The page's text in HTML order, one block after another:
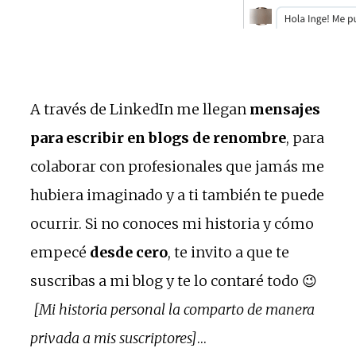
A través de LinkedIn me llegan mensajes
para escribir en blogs de renombre, para
colaborar con profesionales que jamás me
hubiera imaginado y a ti también te puede
ocurrir. Si no conoces mi historia y cómo
empecé desde cero, te invito a que te
suscribas a mi blog y te lo contaré todo 😉
[Mi historia personal la comparto de manera
privada a mis suscriptores]…